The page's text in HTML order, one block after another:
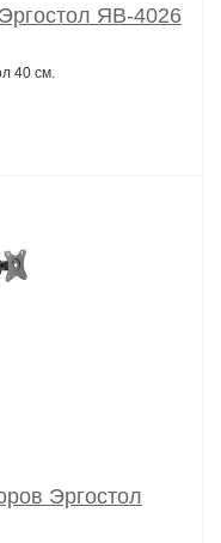
ЯВ-4026
40 см.
Эргостол